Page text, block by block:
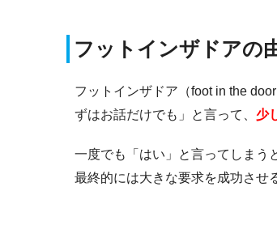
フットインザドアの
フットインザドア（foot in the
ずはお話だけでも」と言って、 少
一度でも「はい」と言ってしまう
最終的には大きな要求を成功させ